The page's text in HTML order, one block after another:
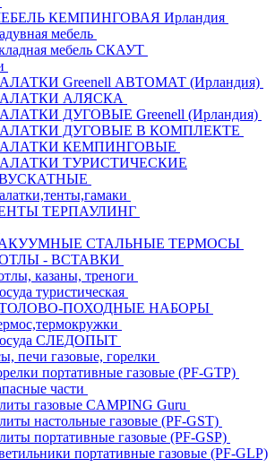
КЕМПИНГОВАЯ Ирландия
мебель
мебель СКАУТ
Greenell АВТОМАТ (Ирландия)
АЛЯСКА
ДУГОВЫЕ Greenell (Ирландия)
ДУГОВЫЕ В КОМПЛЕКТЕ
КЕМПИНГОВЫЕ
ТУРИСТИЧЕСКИЕ
ТЕРПАУЛИНГ
СТАЛЬНЫЕ ТЕРМОСЫ
- ВСТАВКИ
казаны, треноги
туристическая
ПОХОДНЫЕ НАБОРЫ
СЛЕДОПЫТ
печи газовые, горелки
портативные газовые (PF-GTP)
части
газовые CAMPING Guru
настольные газовые (PF-GST)
портативные газовые (PF-GSP)
портативные газовые (PF-GLP)